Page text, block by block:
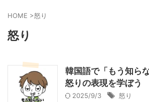
HOME >怒り
怒り
韓国語で「もう知ら
怒りの表現を学ぼう
2025/9/3 怒り